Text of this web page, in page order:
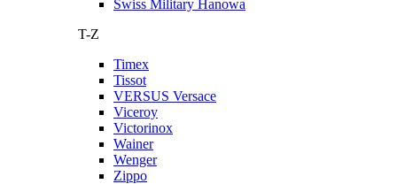
Swiss Military Hanowa
T-Z
Timex
Tissot
VERSUS Versace
Viceroy
Victorinox
Wainer
Wenger
Zippo